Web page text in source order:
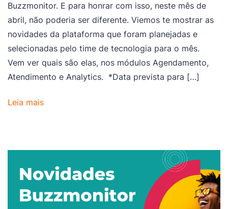
Buzzmonitor. E para honrar com isso, neste mês de
abril, não poderia ser diferente. Viemos te mostrar as
novidades da plataforma que foram planejadas e
selecionadas pelo time de tecnologia para o mês.
Vem ver quais são elas, nos módulos Agendamento,
Atendimento e Analytics. *Data prevista para […]
Leia mais